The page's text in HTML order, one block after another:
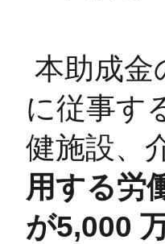
本助成金
に従事す
健施設、
用する労
が5,000